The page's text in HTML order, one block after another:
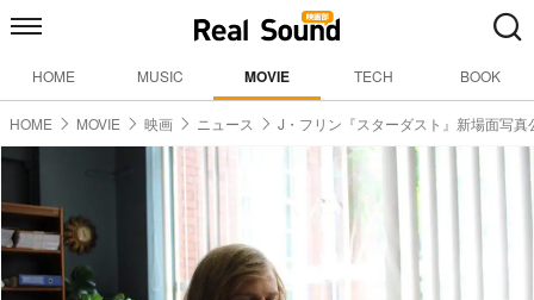
HOME MUSIC MOVIE TECH BOOK
HOME MOVIE 映画 ニュース J・フリン『スターダスト』新場面写真